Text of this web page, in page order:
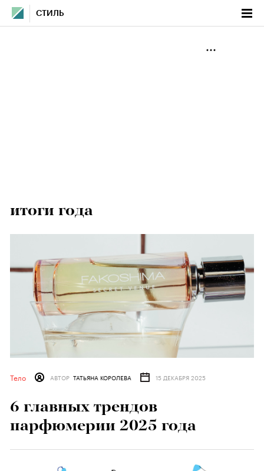
СТИЛЬ
итоги года
Тело АВТОР ТАТЬЯНА КОРОЛЕВА 15 ДЕКАБРЯ 2025
6 главных трендов
парфюмерии 2025 года